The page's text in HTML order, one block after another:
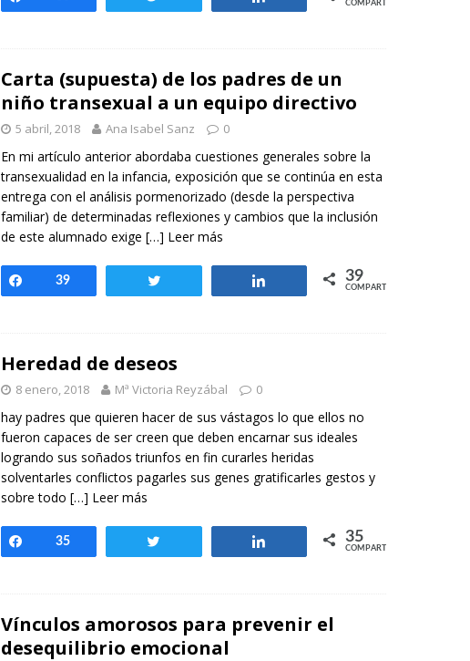
COMPARTIR
Carta (supuesta) de los padres de un
niño transexual a un equipo directivo
5 abril, 2018 Ana Isabel Sanz 0
En mi artículo anterior abordaba cuestiones generales sobre la
transexualidad en la infancia, exposición que se continúa en esta
entrega con el análisis pormenorizado (desde la perspectiva
familiar) de determinadas reflexiones y cambios que la inclusión
de este alumnado exige […] Leer más
Compartir
39 Compartir 39
COMPARTIR
Heredad de deseos
8 enero, 2018 Mª Victoria Reyzábal 0
hay padres que quieren hacer de sus vástagos lo que ellos no
fueron capaces de ser creen que deben encarnar sus ideales
logrando sus soñados triunfos en fin curarles heridas
solventarles conflictos pagarles sus genes gratificarles gestos y
sobre todo […] Leer más
Compartir
35 Compartir 35
COMPARTIR
Vínculos amorosos para prevenir el
desequilibrio emocional